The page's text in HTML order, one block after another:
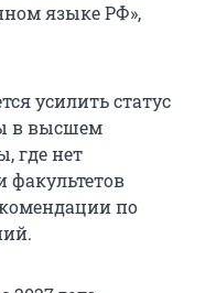
языке РФ»,
усилить статус
в высшем
где нет
факультетов
по